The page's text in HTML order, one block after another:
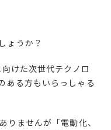
ょうか？
けた次世代テクノロ
ある方もいらっしゃる
りませんが「電動化、